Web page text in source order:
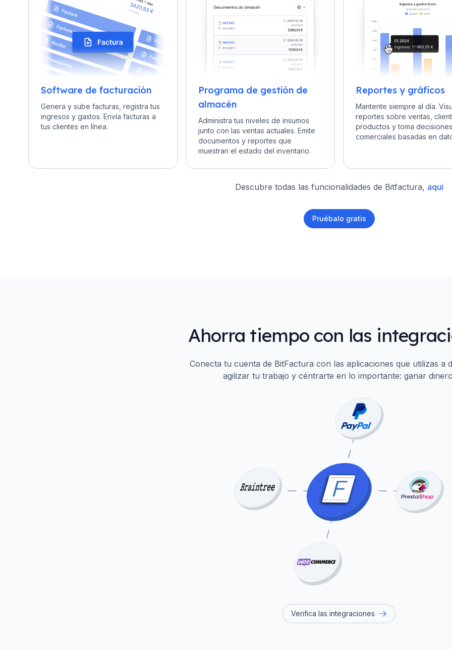
Software de facturación
Genera y sube facturas, registra tus
ingresos y gastos. Envía facturas a
tus clientes en línea.
Programa de gestión de
almacén
Administra tus niveles de insumos
junto con las ventas actuales. Emite
documentos y reportes que
muestran el estado del inventario.
Reportes y gráficos
Mantente siempre al día.
reportes sobre ventas,
productos y toma decisiones
comerciales basadas en
Descubre todas las funcionalidades de Bitfactura, aquí
Pruébalo gratis
Ahorra tiempo con las
Conecta tu cuenta de BitFactura con las aplicaciones que utilizas a
agilizar tu trabajo y céntrarte en lo importante: ganar
Verifica las integraciones